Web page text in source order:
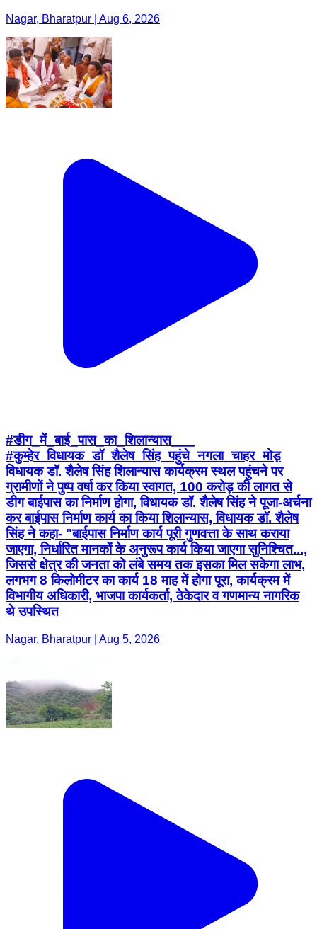
Nagar, Bharatpur | Aug 6, 2026
#डीग_में_बाई_पास_का_शिलान्यास___
#कुम्हेर_विधायक_डॉ_शैलेष_सिंह_पहुंचे_नगला_चाहर_मोड़
विधायक डॉ. शैलेष सिंह शिलान्यास कार्यक्रम स्थल पहुंचने पर
ग्रामीणों ने पुष्प वर्षा कर किया स्वागत, 100 करोड़ की लागत से
डीग बाईपास का निर्माण होगा, विधायक डॉ. शैलेष सिंह ने पूजा-अर्चना
कर बाईपास निर्माण कार्य का किया शिलान्यास, विधायक डॉ. शैलेष
सिंह ने कहा- "बाईपास निर्माण कार्य पूरी गुणवत्ता के साथ कराया
जाएगा, निर्धारित मानकों के अनुरूप कार्य किया जाएगा सुनिश्चित...,
जिससे क्षेत्र की जनता को लंबे समय तक इसका मिल सकेगा लाभ,
लगभग 8 किलोमीटर का कार्य 18 माह में होगा पूरा, कार्यक्रम में
विभागीय अधिकारी, भाजपा कार्यकर्ता, ठेकेदार व गणमान्य नागरिक
थे उपस्थित
Nagar, Bharatpur | Aug 5, 2026